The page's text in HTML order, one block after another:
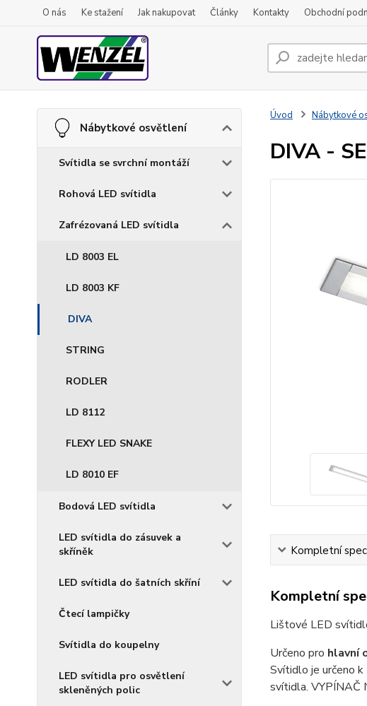
O nás Ke stažení Jak nakupovat Články Kontakty Obchodní
Nábytkové osvětlení
Svítidla se svrchní montáží
Rohová LED svítidla
Zafrézovaná LED svítidla
LD 8003 EL
LD 8003 KF
DIVA
STRING
RODLER
LD 8112
FLEXY LED SNAKE
LD 8010 EF
Bodová LED svítidla
LED svítidla do zásuvek a
skříněk
LED svítidla do šatních skříní
Čtecí lampičky
Svítidla do koupelny
LED svítidla pro osvětlení
skleněných polic
Úvod Nábytkové
DIVA -
Kompletní
Kompletní
Lištové LED
Určeno pro hlavní
Svítidlo je určeno
svítidla. VYPÍNAČ